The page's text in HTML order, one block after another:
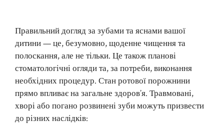
Правильний догляд за зубами та яснами вашої
дитини — це, безумовно, щоденне чищення та
полоскання, але не тільки. Це також планові
стоматологічні огляди та, за потреби, виконання
необхідних процедур. Стан ротової порожнини
прямо впливає на загальне здоров’я. Травмовані,
хворі або погано розвинені зуби можуть призвести
до різних наслідків: